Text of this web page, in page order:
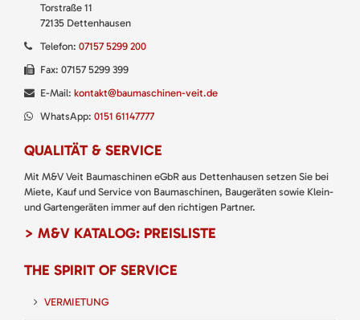
Torstraße 11
72135 Dettenhausen
Telefon: 07157 5299 200
Fax: 07157 5299 399
E-Mail: kontakt@baumaschinen-veit.de
WhatsApp: 0151 61147777
QUALITÄT & SERVICE
Mit M&V Veit Baumaschinen eGbR aus Dettenhausen setzen Sie bei
Miete, Kauf und Service von Baumaschinen, Baugeräten sowie Klein-
und Gartengeräten immer auf den richtigen Partner.
> M&V KATALOG: PREISLISTE
THE SPIRIT OF SERVICE
VERMIETUNG